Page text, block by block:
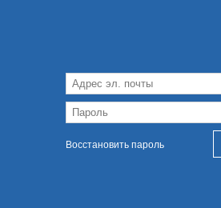
Восстановить пароль